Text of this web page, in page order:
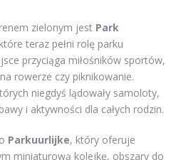
zielonym jest Park
teraz pełni rolę parku
przyciąga miłośników sportów,
rowerze czy piknikowanie.
niegdyś lądowały samoloty,
i aktywności dla całych rodzin.
Parkuurlijke, który oferuje
miniaturową kolejkę, obszary do